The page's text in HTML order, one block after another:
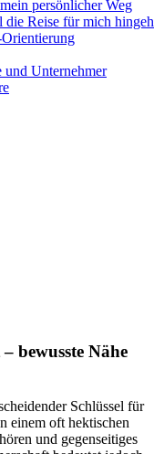
persönlicher Weg
Reise für mich
und Unternehmer
bewusste Nähe
Schlüssel für
einem oft hektischen
und gegenseitiges